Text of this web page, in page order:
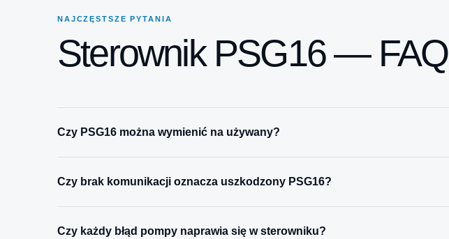
NAJCZĘSTSZE PYTANIA
Sterownik PSG16 — FAQ
Czy PSG16 można wymienić na używany?
Czy brak komunikacji oznacza uszkodzony PSG16?
Czy każdy błąd pompy naprawia się w sterowniku?